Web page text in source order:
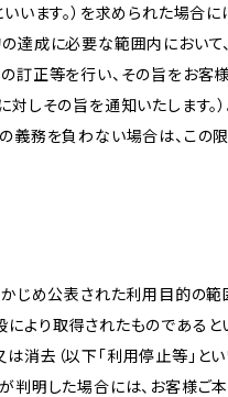
います。）を求められた場合に
達成に必要な範囲内において
訂正等を行い、その旨をお客
しその旨を通知いたします。）
義務を負わない場合は、この
かじめ公表された利用目的の
より取得されたものであると
去（以下「利用停止等」とい
判明した場合には、お客様ご